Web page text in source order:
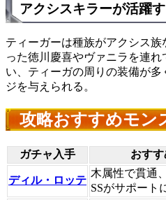
アクシスキラーが活躍
ティーガーは種族がアクシス
った徳川慶喜やヴァニラを連
い、ティーガの周りの装備が
ジを与えられる。
攻略おすすめモン
ガチャ入手 おす
ディル・ロッテ
木属性で貫通
SSがサポート